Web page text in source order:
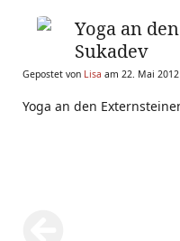
Yoga an
Sukadev
Gepostet von Lisa am 22. Mai
Yoga an den